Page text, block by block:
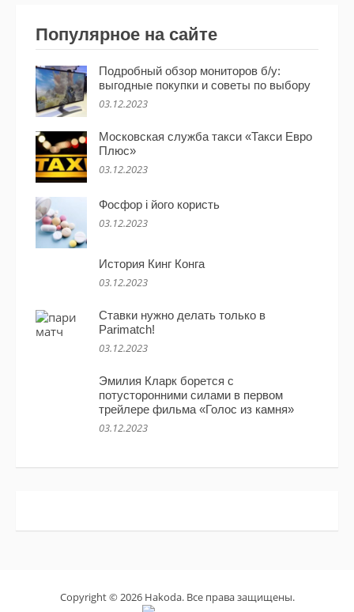
Популярное на сайте
Подробный обзор мониторов б/у:
выгодные покупки и советы по выбору
03.12.2023
Московская служба такси «Такси Евро
Плюс»
03.12.2023
Фосфор і його користь
03.12.2023
История Кинг Конга
03.12.2023
Ставки нужно делать только в
Parimatch!
03.12.2023
Эмилия Кларк борется с
потусторонними силами в первом
трейлере фильма «Голос из камня»
03.12.2023
Copyright © 2026 Hakoda. Все права защищены.